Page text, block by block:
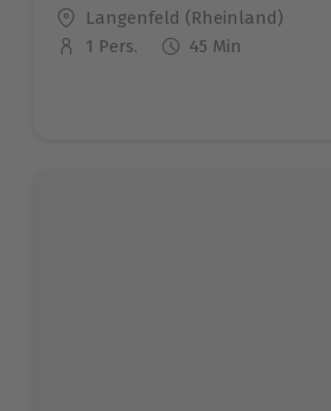
Standort
Langenfeld (Rheinland)
Anzahl der Teilnehmer
1 Pers. 45 Min